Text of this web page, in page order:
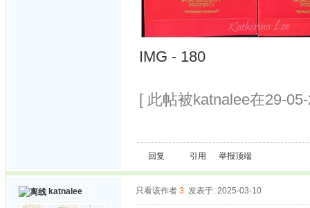
IMG - 180
[ 此帖被katnalee在29-
回复 引用 举报顶端
katnalee 只看该作者 3 发表于: 2025-03-10